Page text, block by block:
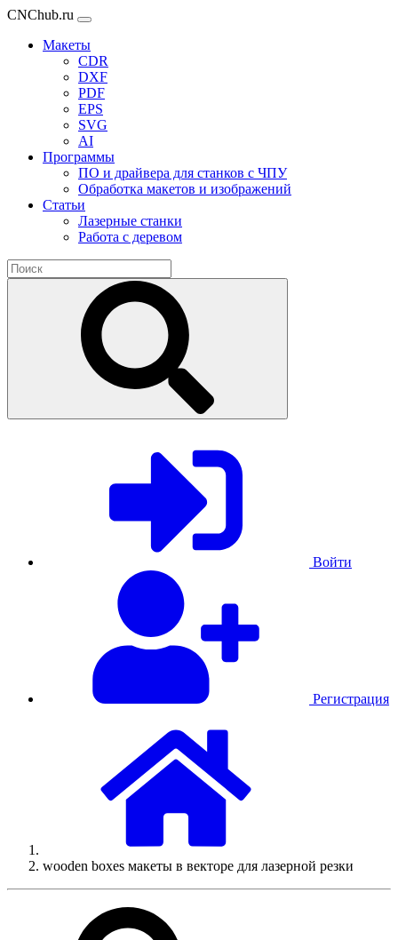
CNChub.ru
Макеты
CDR
DXF
PDF
EPS
SVG
AI
Программы
ПО и драйвера для станков с ЧПУ
Обработка макетов и изображений
Статьи
Лазерные станки
Работа с деревом
Войти
Регистрация
wooden boxes макеты в векторе для лазерной резки